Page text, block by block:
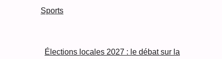
Sports
Élections locales 2027 : le débat sur la